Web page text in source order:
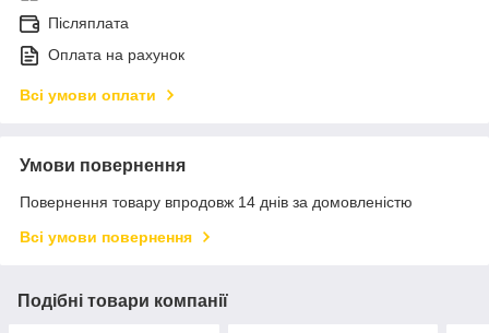
Післяплата
Оплата на рахунок
Всі умови оплати
Умови повернення
Повернення товару впродовж 14 днів за домовленістю
Всі умови повернення
Подібні товари компанії